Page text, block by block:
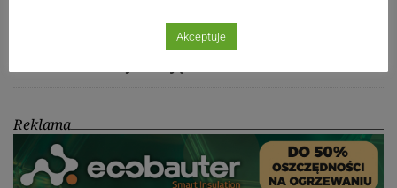
Dyskwalifikacja Waszka zmieniła
Reklama
Akceptuje